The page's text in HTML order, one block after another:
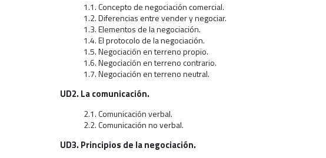
1.1. Concepto de negociación comercial.
1.2. Diferencias entre vender y negociar.
1.3. Elementos de la negociación.
1.4. El protocolo de la negociación.
1.5. Negociación en terreno propio.
1.6. Negociación en terreno contrario.
1.7. Negociación en terreno neutral.
UD2. La comunicación.
2.1. Comunicación verbal.
2.2. Comunicación no verbal.
UD3. Principios de la negociación.